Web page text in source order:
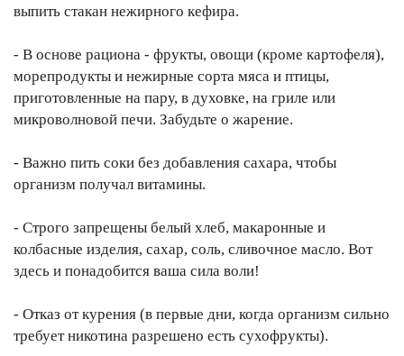
выпить стакан нежирного кефира.
- В основе рациона - фрукты, овощи (кроме картофеля),
морепродукты и нежирные сорта мяса и птицы,
приготовленные на пару, в духовке, на гриле или
микроволновой печи. Забудьте о жарение.
- Важно пить соки без добавления сахара, чтобы
организм получал витамины.
- Строго запрещены белый хлеб, макаронные и
колбасные изделия, сахар, соль, сливочное масло. Вот
здесь и понадобится ваша сила воли!
- Отказ от курения (в первые дни, когда организм сильно
требует никотина разрешено есть сухофрукты).